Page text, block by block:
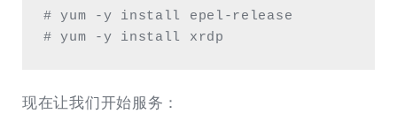
# yum -y install epel-release
# yum -y install xrdp
现在让我们开始服务：